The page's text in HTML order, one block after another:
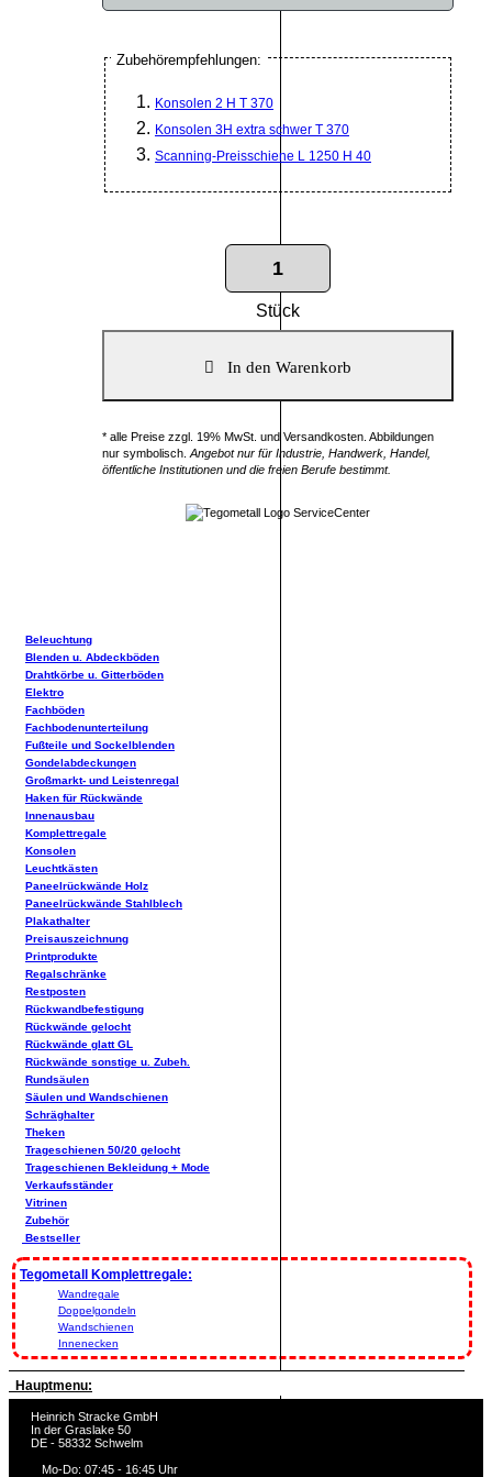
Zubehörempfehlungen:
Konsolen 2 H T 370
Konsolen 3H extra schwer T 370
Scanning-Preisschiene L 1250 H 40
Stück
* alle Preise zzgl. 19% MwSt. und Versandkosten. Abbildungen
nur symbolisch. Angebot nur für Industrie, Handwerk, Handel,
öffentliche Institutionen und die freien Berufe bestimmt.
Beleuchtung
Blenden u. Abdeckböden
Drahtkörbe u. Gitterböden
Elektro
Fachböden
Fachbodenunterteilung
Fußteile und Sockelblenden
Gondelabdeckungen
Großmarkt- und Leistenregal
Haken für Rückwände
Innenausbau
Komplettregale
Konsolen
Leuchtkästen
Paneelrückwände Holz
Paneelrückwände Stahlblech
Plakathalter
Preisauszeichnung
Printprodukte
Regalschränke
Restposten
Rückwandbefestigung
Rückwände gelocht
Rückwände glatt GL
Rückwände sonstige u. Zubeh.
Rundsäulen
Säulen und Wandschienen
Schräghalter
Theken
Trageschienen 50/20 gelocht
Trageschienen Bekleidung + Mode
Verkaufsständer
Vitrinen
Zubehör
Bestseller
Tegometall Komplettregale:
Wandregale
Doppelgondeln
Wandschienen
Innenecken
Hauptmenu:
Heinrich Stracke GmbH
In der Graslake 50
DE - 58332 Schwelm
Mo-Do: 07:45 - 16:45 Uhr